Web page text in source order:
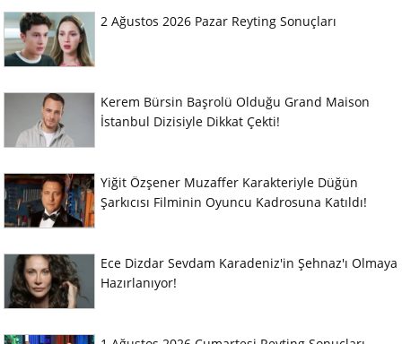
2 Ağustos 2026 Pazar Reyting Sonuçları
Kerem Bürsin Başrolü Olduğu Grand Maison
İstanbul Dizisiyle Dikkat Çekti!
Yiğit Özşener Muzaffer Karakteriyle Düğün
Şarkıcısı Filminin Oyuncu Kadrosuna Katıldı!
Ece Dizdar Sevdam Karadeniz'in Şehnaz'ı Olmaya
Hazırlanıyor!